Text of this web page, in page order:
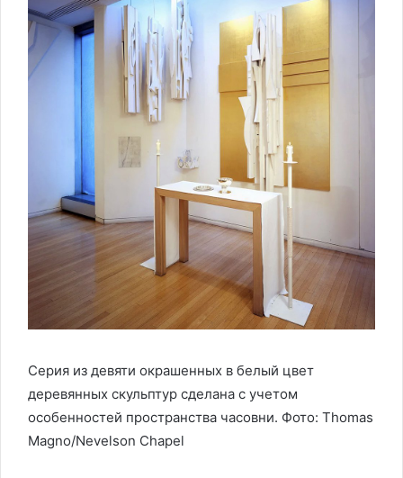
Серия из девяти окрашенных в белый цвет
деревянных скульптур сделана с учетом
особенностей пространства часовни. Фото: Thomas
Magno/Nevelson Chapel